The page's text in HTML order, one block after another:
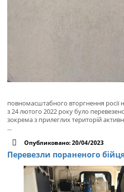
повномасштабного вторгнення росії
з 24 лютого 2022 року було
зокрема з прилеглих територій
...
Опубликовано: 20/04/2023
Перевезли пораненого